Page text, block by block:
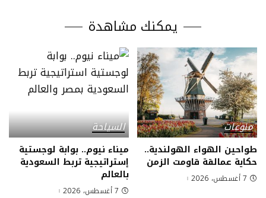
يمكنك مشاهدة
منوعات
طواحين الهواء الهولندية..
حكاية عمالقة قاومت الزمن
7 أغسطس، 2026
السياحة
ميناء نيوم.. بوابة لوجستية
إستراتيجية تربط السعودية
بالعالم
7 أغسطس، 2026